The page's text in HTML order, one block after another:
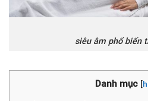
Hình 1
siêu âm phổ biến
Danh mục [